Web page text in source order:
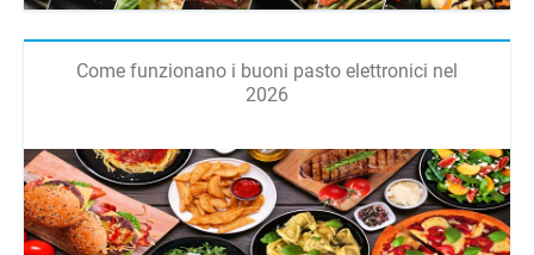
Come funzionano i buoni pasto elettronici nel
2026